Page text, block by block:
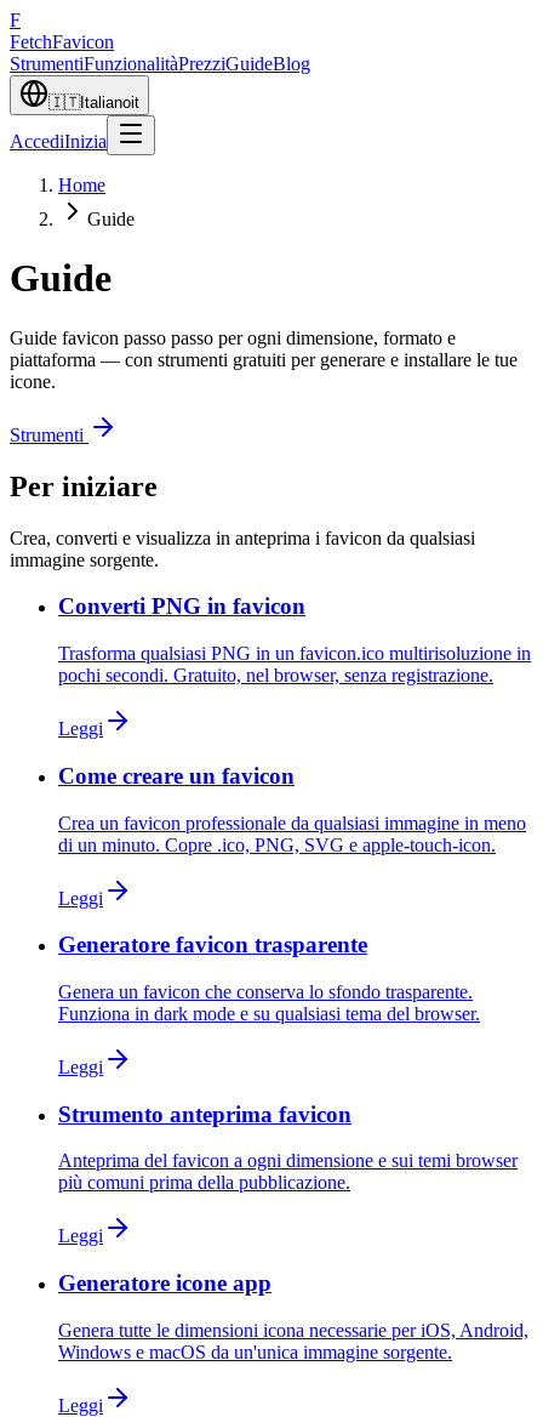
F
FetchFavicon
StrumentiFunzionalitàPrezziGuideBlog
🇮🇹Italianoit
AccediInizia
Home
Guide
Guide
Guide favicon passo passo per ogni dimensione, formato e
piattaforma — con strumenti gratuiti per generare e installare le tue
icone.
Strumenti
Per iniziare
Crea, converti e visualizza in anteprima i favicon da qualsiasi
immagine sorgente.
Converti PNG in favicon
Trasforma qualsiasi PNG in un favicon.ico multirisoluzione in
pochi secondi. Gratuito, nel browser, senza registrazione.
Leggi
Come creare un favicon
Crea un favicon professionale da qualsiasi immagine in meno
di un minuto. Copre .ico, PNG, SVG e apple-touch-icon.
Leggi
Generatore favicon trasparente
Genera un favicon che conserva lo sfondo trasparente.
Funziona in dark mode e su qualsiasi tema del browser.
Leggi
Strumento anteprima favicon
Anteprima del favicon a ogni dimensione e sui temi browser
più comuni prima della pubblicazione.
Leggi
Generatore icone app
Genera tutte le dimensioni icona necessarie per iOS, Android,
Windows e macOS da un'unica immagine sorgente.
Leggi